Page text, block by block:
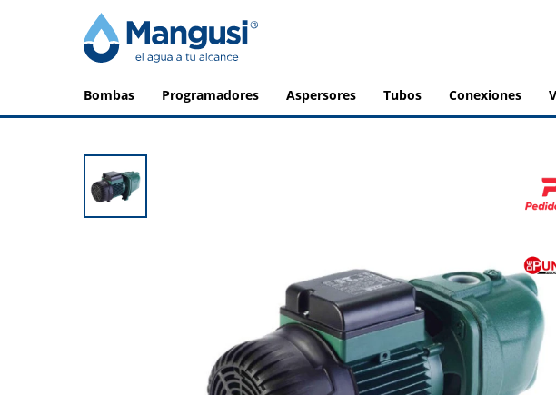
bombas programadores aspersores tubos conexiones